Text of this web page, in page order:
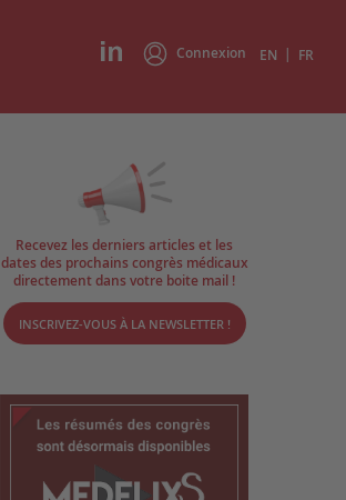
Connexion EN | FR
Recevez les derniers articles et les
dates des prochains congrès médicaux
directement dans votre boite mail !
INSCRIVEZ-VOUS À LA NEWSLETTER !